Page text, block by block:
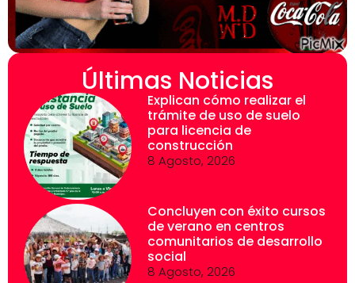
Últimas Noticias
Explican cómo realizar el
trámite de uso de suelo
para licencia de
construcción
8 Agosto, 2026
Concluyen con éxito cursos
de verano en centros
comunitarios de desarrollo
social
8 Agosto, 2026